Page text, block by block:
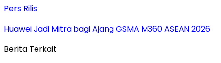
Pers Rilis
Huawei Jadi Mitra bagi Ajang GSMA M360 ASEAN 2026
Berita Terkait